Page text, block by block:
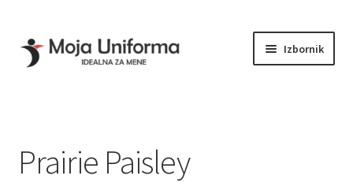
Preskoči
na
Skoči
na
Izbornik
Prairie Paisley